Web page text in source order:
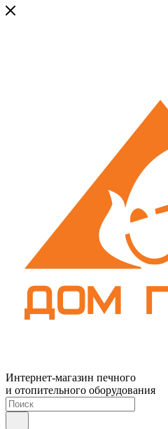
Интернет-магазин печного
и отопительного оборудования